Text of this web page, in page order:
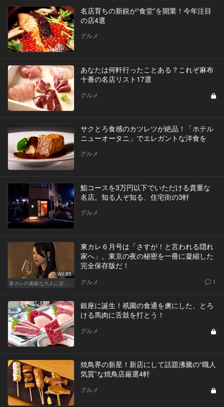
名店育ちの新鋭が“食堂”を開業！今年注目
の店4選
グルメ
あなたは何軒行ったことある？これぞ麻布
十番の名店リスト17選
グルメ
サクとろ食感のカツレツが絶品！「ホテル
ニューオータニ」でエレガントな洋食を
グルメ
鮨コースを3万円以下でいただける貴重な
名店。知る人ぞ知る、住宅街の3軒
グルメ
Vol.85
東カレ６月号は「さすが！と言われる隠れ
家へ」。東京の夜の秘密を一冊に凝縮した
完全保存版だ！
グルメ 1
銀座に誕生！祇園の食通を虜にした、とろ
ける馬肉に舌鼓を打とう！
グルメ
焼鳥界の新星！新店にして話題沸騰の“職人
気質”な焼鳥店厳選4軒
グルメ